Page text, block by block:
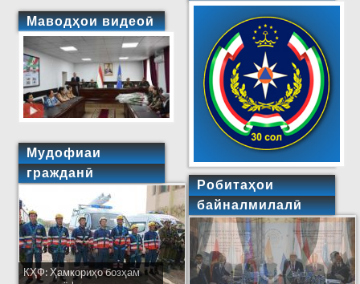
Маводҳои видеоӣ
Мудофиаи
гражданӣ
КҲФ: Ҳамкориҳо бозҳам
Робитаҳои
байналмилалӣ